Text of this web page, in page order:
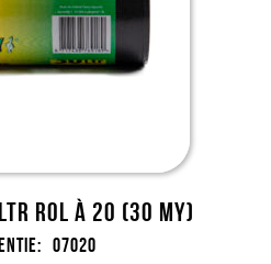
rol à 20 (30 my)
07020